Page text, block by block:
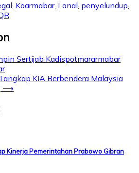
, Koarmabar, Lanal, penyelundup,
Sertijab Kadispotmararmabar
KIA Berbendera Malaysia
⟶
Kinerja Pemerintahan Prabowo Gibran